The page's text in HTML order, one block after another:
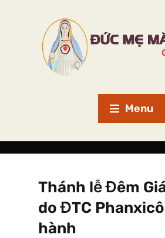
Menu
Thánh lễ Đêm
do ĐTC
hành